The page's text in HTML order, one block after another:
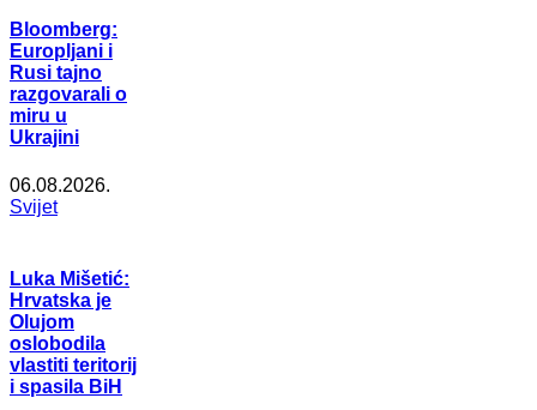
Bloomberg:
Europljani i
Rusi tajno
razgovarali o
miru u
Ukrajini
06.08.2026.
Svijet
Luka Mišetić:
Hrvatska je
Olujom
oslobodila
vlastiti teritorij
i spasila BiH